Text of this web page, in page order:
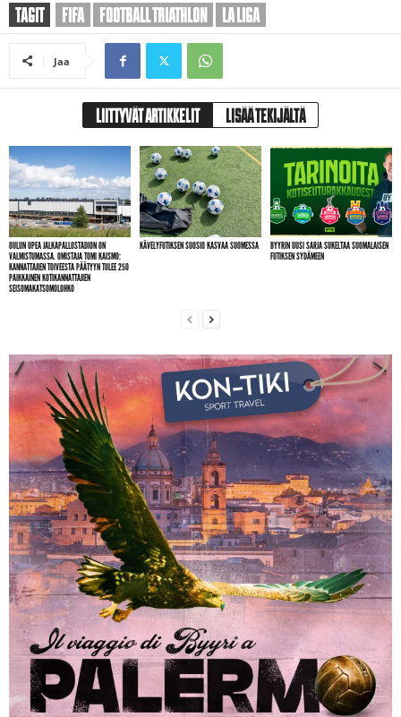
TAGIT FIFA FOOTBALL TRIATHLON LA LIGA
Jaa
LIITTYVÄT ARTIKKELIT LISÄÄ TEKIJÄLTÄ
OULUN UPEA JALKAPALLOSTADION ON
VALMISTUMASSA. OMISTAJA TOMI KAISMO:
KANNATTAJIEN TOIVEESTA PÄÄTYYN TULEE 250
PAIKKAINEN KOTIKANNATTAJIEN
SEISOMAKATSOMOLOHKO
KÄVELYFUTIKSEN SUOSIO KASVAA SUOMESSA
BYYRIN UUSI SARJA SUKELTAA SUOMALAISEN
FUTIKSEN SYDÄMEEN